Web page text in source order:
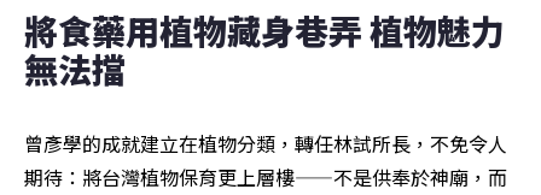
將食藥用植物藏身巷弄 植物魅力
無法擋
曾彥學的成就建立在植物分類，轉任林試所長，不免令人
期待：將台灣植物保育更上層樓——不是供奉於神廟，而